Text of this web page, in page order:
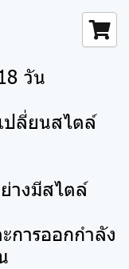
วัน
ปลี่ยนสไตล์
างมีสไตล์
การออกกำลัง